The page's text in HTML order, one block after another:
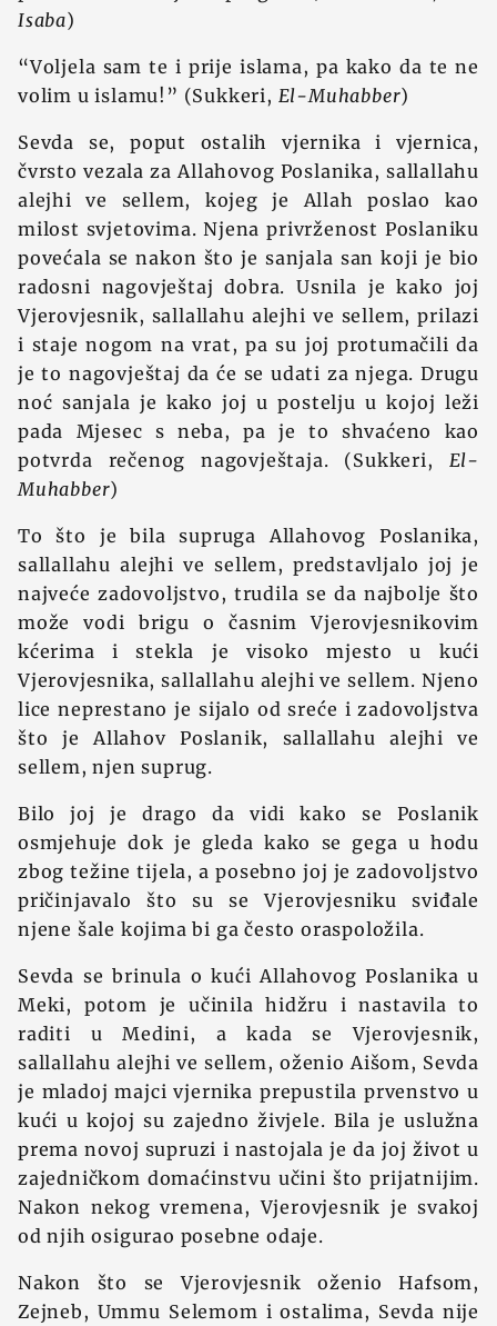
Isaba)
“Voljela sam te i prije islama, pa kako da te ne
volim u islamu!” (Sukkeri, El-Muhabber)
Sevda se, poput ostalih vjernika i vjernica,
čvrsto vezala za Allahovog Poslanika, sallallahu
alejhi ve sellem, kojeg je Allah poslao kao
milost svjetovima. Njena privrženost Poslaniku
povećala se nakon što je sanjala san koji je bio
radosni nagovještaj dobra. Usnila je kako joj
Vjerovjesnik, sallallahu alejhi ve sellem, prilazi
i staje nogom na vrat, pa su joj protumačili da
je to nagovještaj da će se udati za njega. Drugu
noć sanjala je kako joj u postelju u kojoj leži
pada Mjesec s neba, pa je to shvaćeno kao
potvrda rečenog nagovještaja. (Sukkeri, El-
Muhabber)
To što je bila supruga Allahovog Poslanika,
sallallahu alejhi ve sellem, predstavljalo joj je
najveće zadovoljstvo, trudila se da najbolje što
može vodi brigu o časnim Vjerovjesnikovim
kćerima i stekla je visoko mjesto u kući
Vjerovjesnika, sallallahu alejhi ve sellem. Njeno
lice neprestano je sijalo od sreće i zadovoljstva
što je Allahov Poslanik, sallallahu alejhi ve
sellem, njen suprug.
Bilo joj je drago da vidi kako se Poslanik
osmjehuje dok je gleda kako se gega u hodu
zbog težine tijela, a posebno joj je zadovoljstvo
pričinjavalo što su se Vjerovjesniku sviđale
njene šale kojima bi ga često oraspoložila.
Sevda se brinula o kući Allahovog Poslanika u
Meki, potom je učinila hidžru i nastavila to
raditi u Medini, a kada se Vjerovjesnik,
sallallahu alejhi ve sellem, oženio Aišom, Sevda
je mladoj majci vjernika prepustila prvenstvo u
kući u kojoj su zajedno živjele. Bila je uslužna
prema novoj supruzi i nastojala je da joj život u
zajedničkom domaćinstvu učini što prijatnijim.
Nakon nekog vremena, Vjerovjesnik je svakoj
od njih osigurao posebne odaje.
Nakon što se Vjerovjesnik oženio Hafsom,
Zejneb, Ummu Selemom i ostalima, Sevda nije